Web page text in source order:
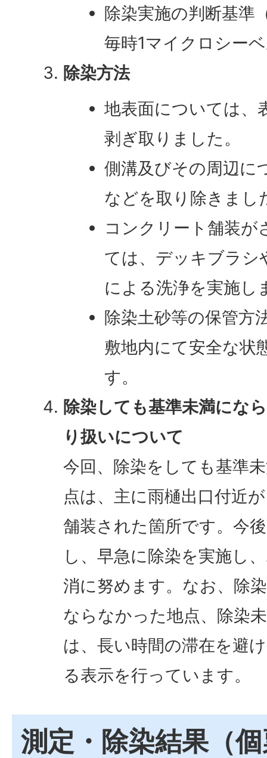
除染実施の判断基準
毎時1マイクロシー
除染方法
地表面については、
剥ぎ取りました。
側溝及びその周辺に
などを取り除きまし
コンクリート舗装
ては、デッキブラシ
による洗浄を実施し
除染土砂等の保管方
敷地内にて安全な状
す。
除染しても基準未満にな
り扱いについて
今回、除染をしても基準
点は、主に雨樋出口付近
舗装された箇所です。今
し、早急に除染を実施し
消に努めます。なお、除
ならなかった地点、除染
は、長い時間の滞在を避
る表示を行っています。
測定・除染結果（